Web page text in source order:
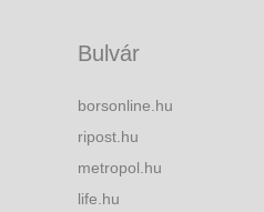
Bulvár
borsonline.hu
ripost.hu
metropol.hu
life.hu